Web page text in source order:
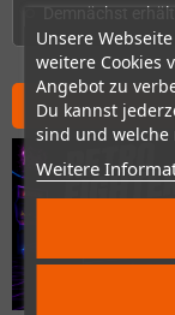
Unsere
weitere Cookies
Angebot zu
Du kannst
sind und welche
Weitere
Demnächst